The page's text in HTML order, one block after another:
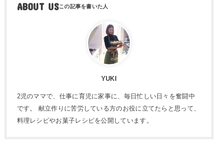
ABOUT US
YUKI
2児のママで、仕事に育児に家事に、毎日忙しい日々を奮闘中
です。 献立作りに苦労している方のお役に立てたらと思って、
料理レシピやお菓子レシピを公開しています。